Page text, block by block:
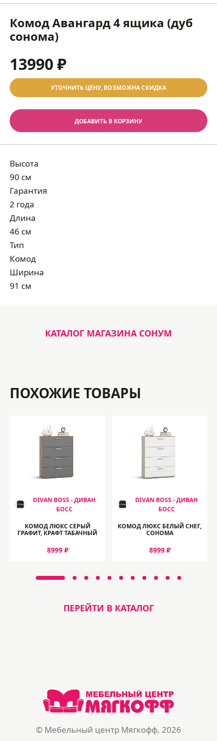
Комод Авангард 4 ящика (дуб
сонома)
13990 ₽
УТОЧНИТЬ ЦЕНУ, ВОЗМОЖНА СКИДКА
ДОБАВИТЬ В КОРЗИНУ
Высота
90 см
Гарантия
2 года
Длина
46 см
Тип
Комод
Ширина
91 см
КАТАЛОГ МАГАЗИНА СОНУМ
ПОХОЖИЕ ТОВАРЫ
DIVAN BOSS - ДИВАН
БОСС
КОМОД ЛЮКС СЕРЫЙ
ГРАФИТ, КРАФТ ТАБАЧНЫЙ
8999 ₽
DIVAN BOSS - ДИВАН
БОСС
КОМОД ЛЮКС БЕЛЫЙ СНЕГ,
СОНОМА
8999 ₽
ПЕРЕЙТИ В КАТАЛОГ
© Мебельный центр Мягкофф, 2026